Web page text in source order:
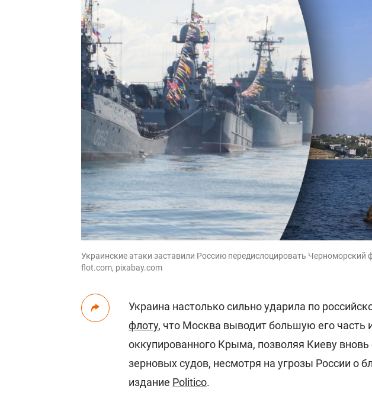
Украинские атаки заставили Россию передислоцировать Черноморский
flot.com, pixabay.com
Украина настолько сильно ударила по
флоту, что Москва выводит большую его часть
оккупированного Крыма, позволяя Киеву
зерновых судов, несмотря на угрозы России о
издание Politico.